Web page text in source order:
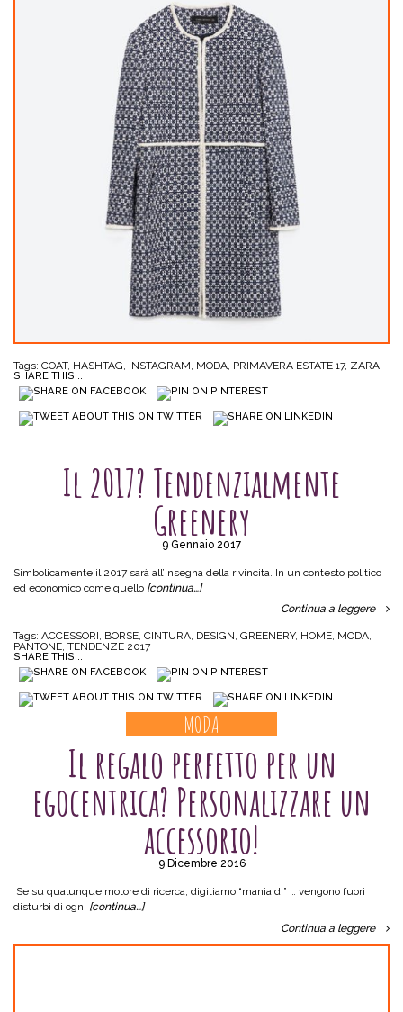
Tags: COAT, HASHTAG, INSTAGRAM, MODA, PRIMAVERA ESTATE 17, ZARA
SHARE THIS...
Il 2017? Tendenzialmente
Greenery
9 Gennaio 2017
Simbolicamente il 2017 sarà all’insegna della rivincita. In un contesto politico
ed economico come quello [continua…]
Continua a leggere
Tags: ACCESSORI, BORSE, CINTURA, DESIGN, GREENERY, HOME, MODA,
PANTONE, TENDENZE 2017
SHARE THIS...
MODA
Il regalo perfetto per un
egocentrica? Personalizzare un
accessorio!
9 Dicembre 2016
Se su qualunque motore di ricerca, digitiamo “mania di” … vengono fuori
disturbi di ogni [continua…]
Continua a leggere